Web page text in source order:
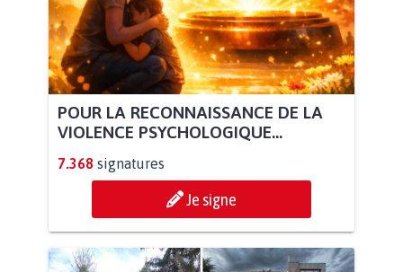
POUR LA RECONNAISSANCE DE LA
VIOLENCE PSYCHOLOGIQUE...
7.368 signatures
Je signe